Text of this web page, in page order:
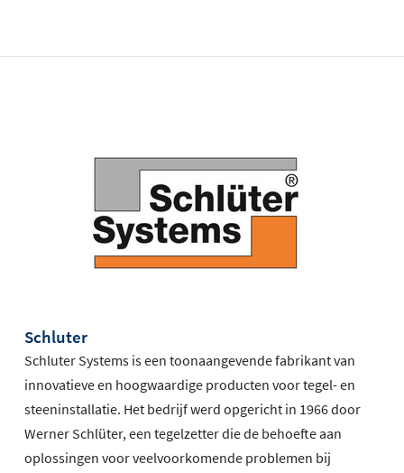
Schluter
Schluter Systems is een toonaangevende fabrikant van
innovatieve en hoogwaardige producten voor tegel- en
steeninstallatie. Het bedrijf werd opgericht in 1966 door
Werner Schlüter, een tegelzetter die de behoefte aan
oplossingen voor veelvoorkomende problemen bij